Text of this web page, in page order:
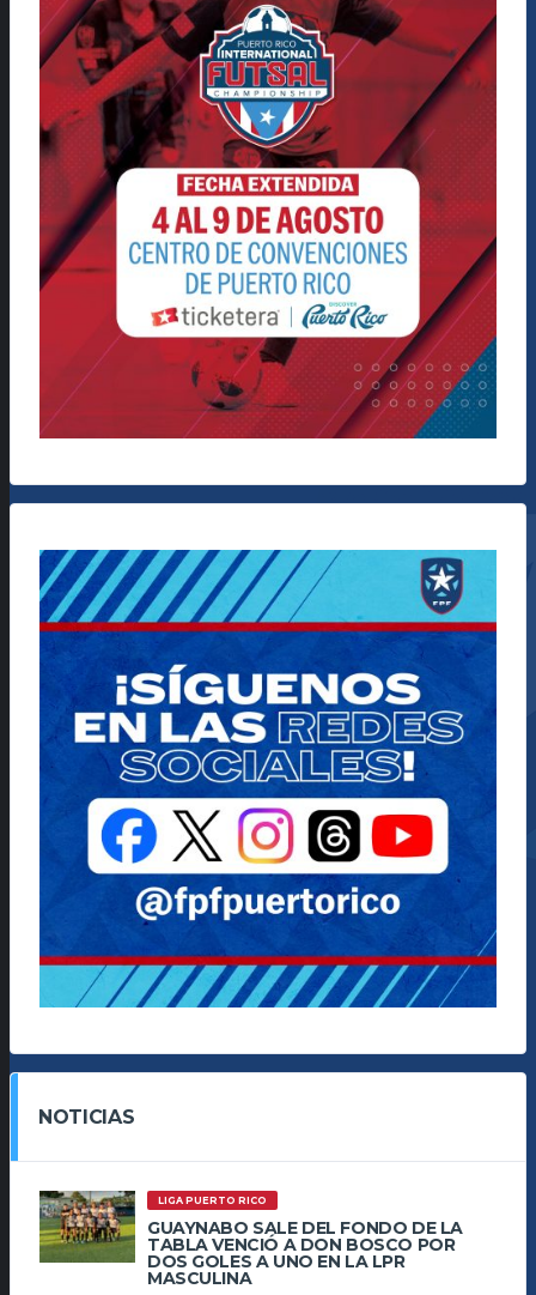
NOTICIAS
LIGA PUERTO RICO
GUAYNABO SALE DEL FONDO DE LA
TABLA VENCIÓ A DON BOSCO POR
DOS GOLES A UNO EN LA LPR
MASCULINA